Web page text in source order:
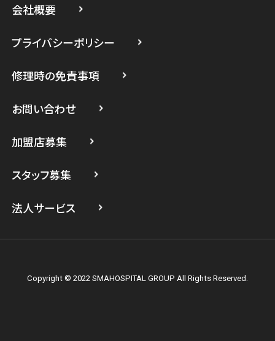
スマホスピタル たまプラーザ駅前
スマホスピタル 登戸・向ヶ丘遊園
スマホスピタル 武蔵小杉
スマホスピタル テルル上大岡
会社概要
プライバシーポリシー
修理時の免責事項
お問い合わせ
加盟店募集
スタッフ募集
法人サービス
Copyright © 2022 SMAHOSPITAL GROUP All Rights Reserved.